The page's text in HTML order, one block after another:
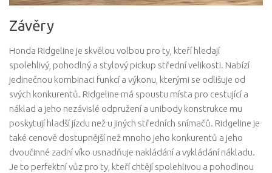
Závěry
Honda Ridgeline je skvělou volbou pro ty, kteří hledají
spolehlivý, pohodlný a stylový pickup střední velikosti. Nabízí
jedinečnou kombinaci funkcí a výkonu, kterými se odlišuje od
svých konkurentů. Ridgeline má spoustu místa pro cestující a
náklad a jeho nezávislé odpružení a unibody konstrukce mu
poskytují hladší jízdu než u jiných středních snímačů. Ridgeline je
také cenově dostupnější než mnoho jeho konkurentů a jeho
dvoučinné zadní víko usnadňuje nakládání a vykládání nákladu.
Je to perfektní vůz pro ty, kteří chtějí spolehlivou a pohodlnou